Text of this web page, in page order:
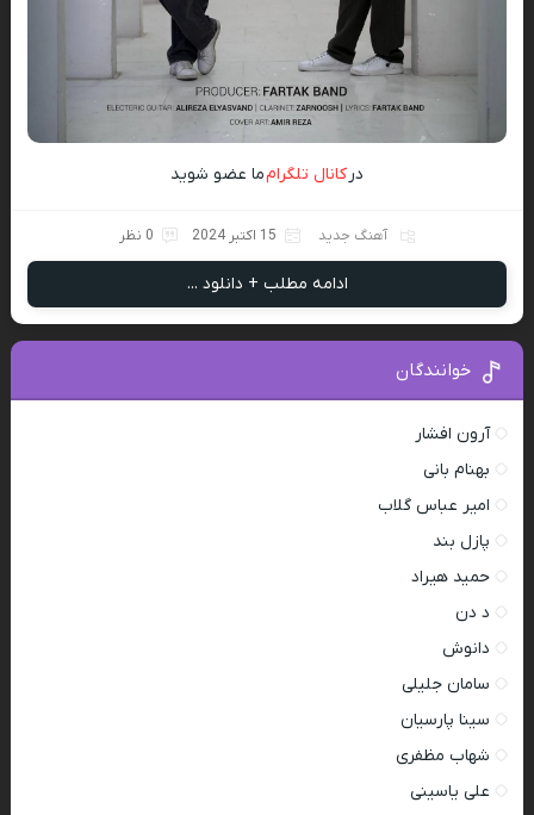
درکانال تلگرامما عضو شوید
آهنگ جدید 15 اکتبر 2024 0 نظر
ادامه مطلب + دانلود ...
خوانندگان
آرون افشار
بهنام بانی
امیر عباس گلاب
پازل بند
حمید هیراد
د دن
دانوش
سامان جلیلی
سینا پارسیان
شهاب مظفری
علی یاسینی